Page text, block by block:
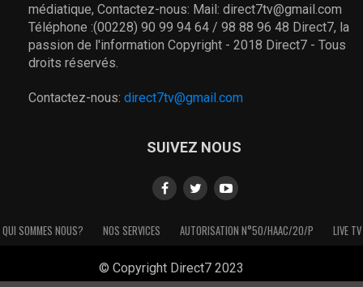
médiatique, Contactez-nous: Mail: direct7tv@gmail.com
Téléphone :(00228) 90 99 94 64 / 98 88 96 48 Direct7, la
passion de l'information Copyright - 2018 Direct7 - Tous
droits réservés.
Contactez-nous: direct7tv@gmail.com
SUIVEZ NOUS
QUI SOMMES NOUS? NOS SERVICES AUTORISATION N°50/HAAC/20/P LIVE TV
© Copyright Direct7 2023